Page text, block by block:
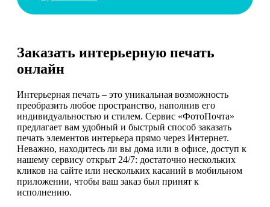
Заказать интерьерную печать
онлайн
Интерьерная печать – это уникальная возможность
преобразить любое пространство, наполнив его
индивидуальностью и стилем. Сервис «ФотоПочта»
предлагает вам удобный и быстрый способ заказать
печать элементов интерьера прямо через Интернет.
Неважно, находитесь ли вы дома или в офисе, доступ к
нашему сервису открыт 24/7: достаточно нескольких
кликов на сайте или нескольких касаний в мобильном
приложении, чтобы ваш заказ был принят к
исполнению.